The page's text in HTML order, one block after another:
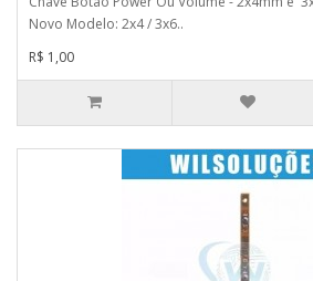
Novo Modelo: 2x4 / 3x6..
R$ 1,00